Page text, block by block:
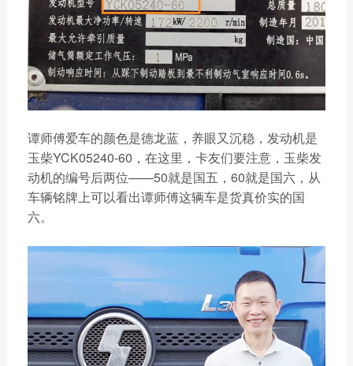
谭师傅爱车的颜色是德龙蓝，养眼又沉稳，发动机是
玉柴YCK05240-60，在这里，卡友们要注意，玉柴发
动机的编号后两位——50就是国五，60就是国六，从
车辆铭牌上可以看出谭师傅这辆车是货真价实的国
六。